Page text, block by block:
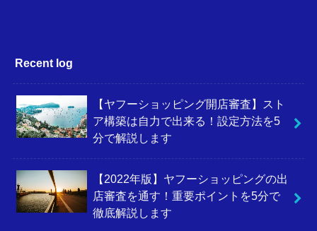
Recent log
【ヤフーショッピング開店審査】スト
ア構築は自力で出来る！設定方法を5
分で解説します
【2022年版】ヤフーショッピングの出
店審査を通す！重要ポイントを5分で
徹底解説します